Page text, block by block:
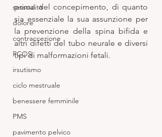
sessualità
dolore
contraccezione
PCOS
irsutismo
ciclo mestruale
benessere femminile
PMS
pavimento pelvico
prima del concepimento, di quanto
sia essenziale la sua assunzione per
la prevenzione della spina bifida e
altri difetti del tubo neurale e diversi
tipi di malformazioni fetali.